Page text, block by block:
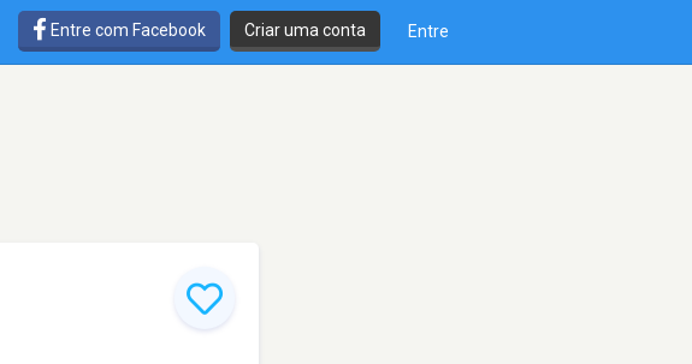
Entre com Facebook Criar uma conta Entre